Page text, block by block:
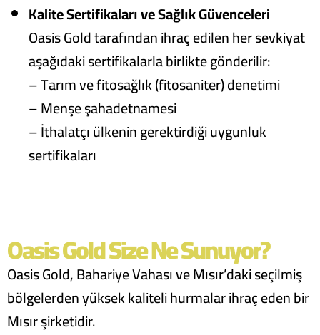
Kalite Sertifikaları ve Sağlık Güvenceleri
Oasis Gold tarafından ihraç edilen her sevkiyat
aşağıdaki sertifikalarla birlikte gönderilir:
– Tarım ve fitosağlık (fitosaniter) denetimi
– Menşe şahadetnamesi
– İthalatçı ülkenin gerektirdiği uygunluk
sertifikaları
Oasis Gold Size Ne Sunuyor?
Oasis Gold, Bahariye Vahası ve Mısır’daki seçilmiş
bölgelerden yüksek kaliteli hurmalar ihraç eden bir
Mısır şirketidir.